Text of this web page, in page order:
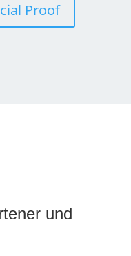
Proof
und